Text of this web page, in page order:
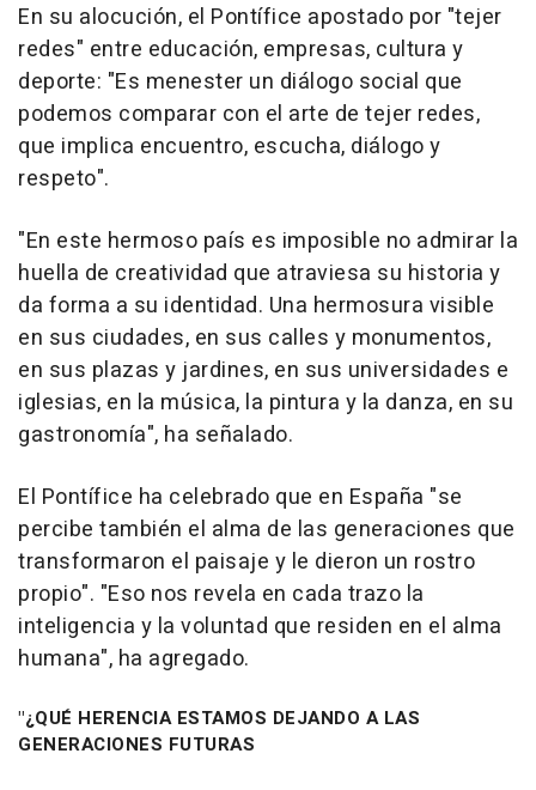
En su alocución, el Pontífice apostado por "tejer
redes" entre educación, empresas, cultura y
deporte: "Es menester un diálogo social que
podemos comparar con el arte de tejer redes,
que implica encuentro, escucha, diálogo y
respeto".
"En este hermoso país es imposible no admirar la
huella de creatividad que atraviesa su historia y
da forma a su identidad. Una hermosura visible
en sus ciudades, en sus calles y monumentos,
en sus plazas y jardines, en sus universidades e
iglesias, en la música, la pintura y la danza, en su
gastronomía", ha señalado.
El Pontífice ha celebrado que en España "se
percibe también el alma de las generaciones que
transformaron el paisaje y le dieron un rostro
propio". "Eso nos revela en cada trazo la
inteligencia y la voluntad que residen en el alma
humana", ha agregado.
"¿QUÉ HERENCIA ESTAMOS DEJANDO A LAS
GENERACIONES FUTURAS